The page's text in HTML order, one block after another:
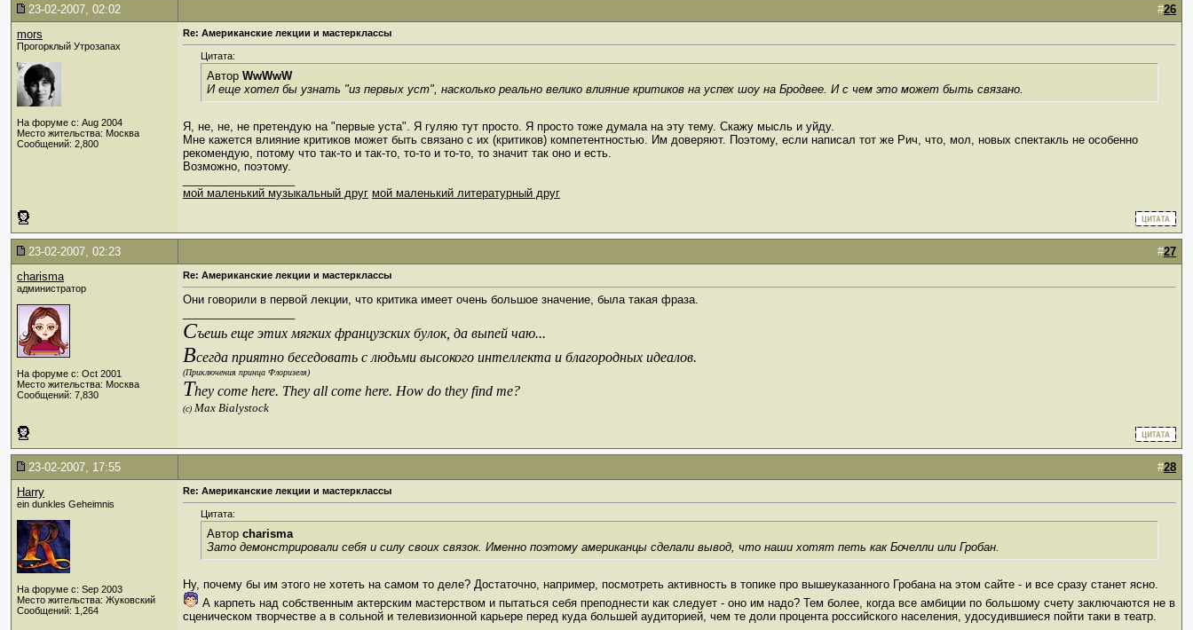
23-02-2007, 02:02 #26
mors
Прогорклый Утрозапах
На форуме с: Aug 2004
Место жительства: Москва
Сообщений: 2,800
Re: Американские лекции и мастерклассы
Цитата:
Автор WwWwW
И еще хотел бы узнать "из первых уст", насколько реально велико влияние критиков на успех шоу на Бродвее. И с чем это может быть связано.
Я, не, не, не претендую на "первые уста". Я гуляю тут просто. Я просто тоже думала на эту тему. Скажу мысль и уйду.
Мне кажется влияние критиков может быть связано с их (критиков) компетентностью. Им доверяют. Поэтому, если написал тот же Рич, что, мол, новых спектакль не особенно
рекомендую, потому что так-то и так-то, то-то и то-то, то значит так оно и есть.
Возможно, поэтому.
мой маленький музыкальный друг мой маленький литературный друг
23-02-2007, 02:23 #27
charisma
администратор
На форуме с: Oct 2001
Место жительства: Москва
Сообщений: 7,830
Re: Американские лекции и мастерклассы
Они говорили в первой лекции, что критика имеет очень большое значение, была такая фраза.
Съешь еще этих мягких французских булок, да выпей чаю...
Всегда приятно беседовать с людьми высокого интеллекта и благородных идеалов.
(Приключения принца Флоризеля)
They come here. They all come here. How do they find me?
(c) Max Bialystock
23-02-2007, 17:55 #28
Harry
ein dunkles Geheimnis
На форуме с: Sep 2003
Место жительства: Жуковский
Сообщений: 1,264
Re: Американские лекции и мастерклассы
Цитата:
Автор charisma
Зато демонстрировали себя и силу своих связок. Именно поэтому американцы сделали вывод, что наши хотят петь как Бочелли или Гробан.
Ну, почему бы им этого не хотеть на самом то деле? Достаточно, например, посмотреть активность в топике про вышеуказанного Гробана на этом сайте - и все сразу станет ясно.
А карпеть над собственным актерским мастерством и пытаться себя преподнести как следует - оно им надо? Тем более, когда все амбиции по большому счету заключаются не в
сценическом творчестве а в сольной и телевизионной карьере перед куда большей аудиторией, чем те доли процента российского населения, удосудившиеся пойти таки в театр.